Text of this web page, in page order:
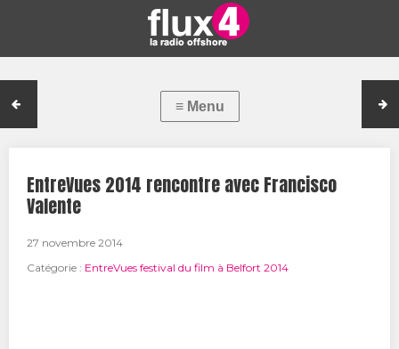
EntreVues 2014 rencontre avec Francisco
Valente
27 novembre 2014
Catégorie : EntreVues festival du film à Belfort 2014